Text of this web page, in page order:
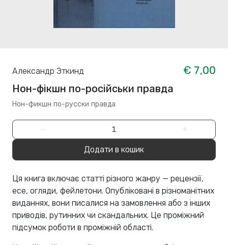
Александр Эткинд
€ 7,00
Нон-фікшн по-російськи правда
Нон-фикшн по-русски правда
− +
Додати в кошик
Ця книга включає статті різного жанру — рецензії,
есе, огляди, фейлетони. Опубліковані в різноманітних
виданнях, вони писалися на замовлення або з інших
приводів, рутинних чи скандальних. Це проміжний
підсумок роботи в проміжній області.